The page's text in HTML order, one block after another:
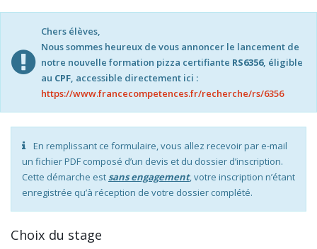
Chers élèves,
Nous sommes heureux de vous annoncer le lancement de
notre nouvelle formation pizza certifiante RS6356, éligible
au CPF, accessible directement ici :
https://www.francecompetences.fr/recherche/rs/6356
En remplissant ce formulaire, vous allez recevoir par e-mail
un fichier PDF composé d’un devis et du dossier d’inscription.
Cette démarche estsans engagement, votre inscription n’étant
enregistrée qu’à réception de votre dossier complété.
Choix du stage